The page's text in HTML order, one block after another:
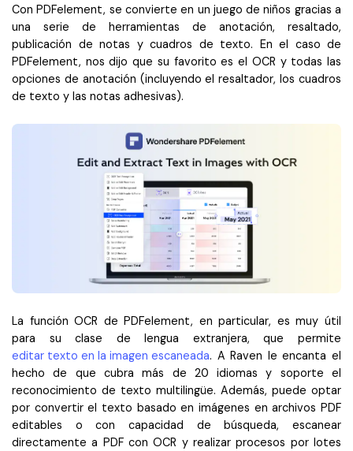
Con PDFelement, se convierte en un juego de niños gracias a
una serie de herramientas de anotación, resaltado,
publicación de notas y cuadros de texto. En el caso de
PDFelement, nos dijo que su favorito es el OCR y todas las
opciones de anotación (incluyendo el resaltador, los cuadros
de texto y las notas adhesivas).
La función OCR de PDFelement, en particular, es muy útil
para su clase de lengua extranjera, que permite
editar texto en la imagen escaneada. A Raven le encanta el
hecho de que cubra más de 20 idiomas y soporte el
reconocimiento de texto multilingüe. Además, puede optar
por convertir el texto basado en imágenes en archivos PDF
editables o con capacidad de búsqueda, escanear
directamente a PDF con OCR y realizar procesos por lotes